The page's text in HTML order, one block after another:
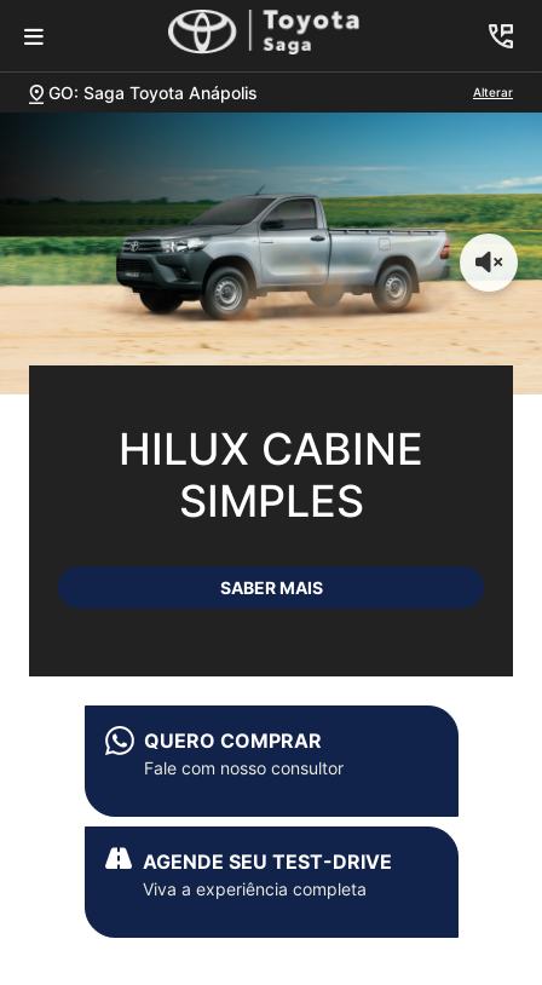
GO: Saga Toyota Anápolis Alterar
HILUX CABINE
SIMPLES
SABER MAIS
QUERO COMPRAR
Fale com nosso consultor
AGENDE SEU TEST-DRIVE
Viva a experiência completa